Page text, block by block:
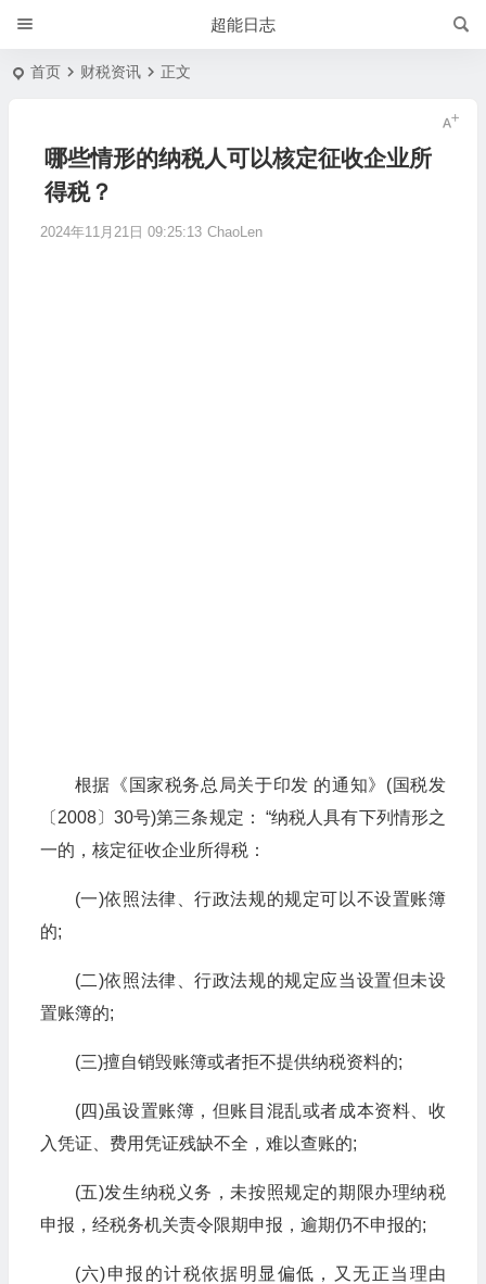
超能日志
首页 财税资讯 正文
哪些情形的纳税人可以核定征收企业所
得税？
2024年11月21日 09:25:13 ChaoLen
根据《国家税务总局关于印发 的通知》(国税发
〔2008〕30号)第三条规定： “纳税人具有下列情形之
一的，核定征收企业所得税：
(一)依照法律、行政法规的规定可以不设置账簿
的;
(二)依照法律、行政法规的规定应当设置但未设
置账簿的;
(三)擅自销毁账簿或者拒不提供纳税资料的;
(四)虽设置账簿，但账目混乱或者成本资料、收
入凭证、费用凭证残缺不全，难以查账的;
(五)发生纳税义务，未按照规定的期限办理纳税
申报，经税务机关责令限期申报，逾期仍不申报的;
(六)申报的计税依据明显偏低，又无正当理由